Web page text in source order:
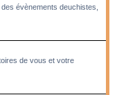
évènements deuchistes,
de vous et votre